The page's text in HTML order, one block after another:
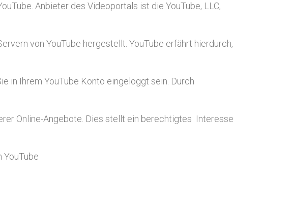
Anbieter des Videoportals ist die YouTube, LLC,
von YouTube hergestellt. YouTube erfährt hierdurch,
in Ihrem YouTube Konto eingeloggt sein. Durch
Online-Angebote. Dies stellt ein berechtigtes Interesse
YouTube